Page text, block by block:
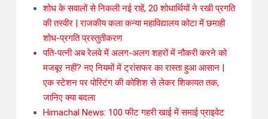
शोध के सवालों से निकली नई राहें, 20 शोधार्थियों ने रखी प्रगति
की तस्वीर | राजकीय कला कन्या महाविद्यालय कोटा में छमाही
शोध-प्रगति प्रस्तुतीकरण
पति-पत्नी अब रेलवे में अलग-अलग शहरों में नौकरी करने को
मजबूर नहीं? नए नियमों में ट्रांसफर का रास्ता हुआ आसान |
एक स्टेशन पर पोस्टिंग की कोशिश से लेकर शिकायत तक,
जानिए क्या बदला
Himachal News: 100 फीट गहरी खाई में समाई प्राइवेट